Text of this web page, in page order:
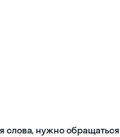
слова, нужно